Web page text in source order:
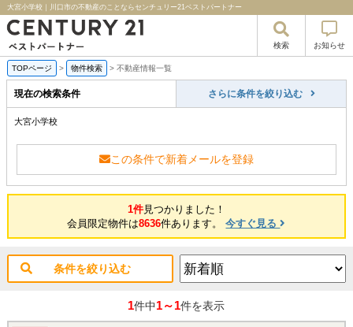
大宮小学校｜川口市の不動産のことならセンチュリー21ベストパートナー
検索 お知らせ
TOPページ > 物件検索 > 不動産情報一覧
現在の検索条件 さらに条件を絞り込む
大宮小学校
この条件で新着メールを登録
1件見つかりました！
会員限定物件は8636件あります。今すぐ見る
条件を絞り込む
1件中1～1件を表示